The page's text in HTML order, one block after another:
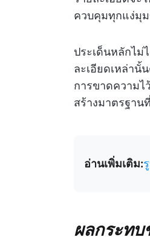
ควบคุมทุกแง่มุ
ประเด็นหลักไม่
ละเอียดเหล่านั้
การขาดความไ
สร้างมาตรฐาน
อ่านเพิ่มเติม:
ผลกระท